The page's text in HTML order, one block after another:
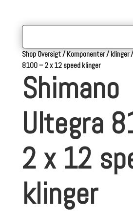
Geargrupper
Komponenter
Tilbehør
Wattmålere
Shop Oversigt/Komponenter/klinger
8100 – 2 x 12 speed klinger
Shimano
Ultegra
2 x 12
klinger